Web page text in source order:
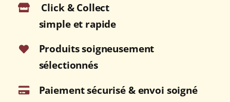
2018
Bouteille
75cl
Click & Collect
simple et rapide
Produits soigneusement
sélectionnés
Paiement sécurisé & envoi soigné